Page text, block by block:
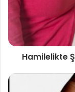
Hamilelikte